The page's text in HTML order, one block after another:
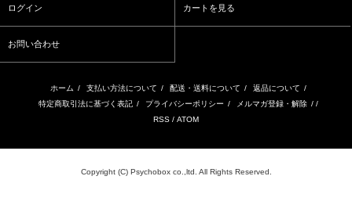
ログイン カートを見る
お問い合わせ
ホーム / 支払い方法について / 配送・送料について / 返品について /
特定商取引法に基づく表記 / プライバシーポリシー / メルマガ登録・解除 / /
RSS / ATOM
Copyright (C) Psychobox co.,ltd. All Rights Reserved.